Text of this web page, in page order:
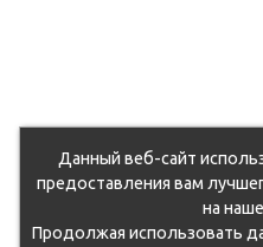
Данный веб-сайт
предоставления вам
на
Продолжая использовать